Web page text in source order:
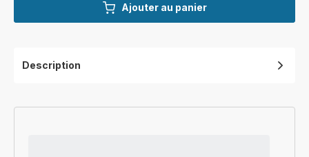
Ajouter au panier
Description